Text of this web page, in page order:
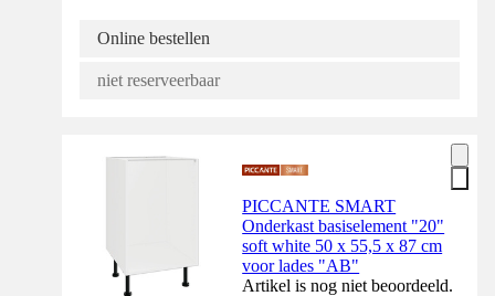
Online bestellen
niet reserveerbaar
PICCANTE SMART
Onderkast basiselement "20"
soft white 50 x 55,5 x 87 cm
voor lades "AB"
Artikel is nog niet beoordeeld.